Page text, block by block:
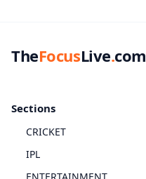
TheFocusLive.com
Sections
CRICKET
IPL